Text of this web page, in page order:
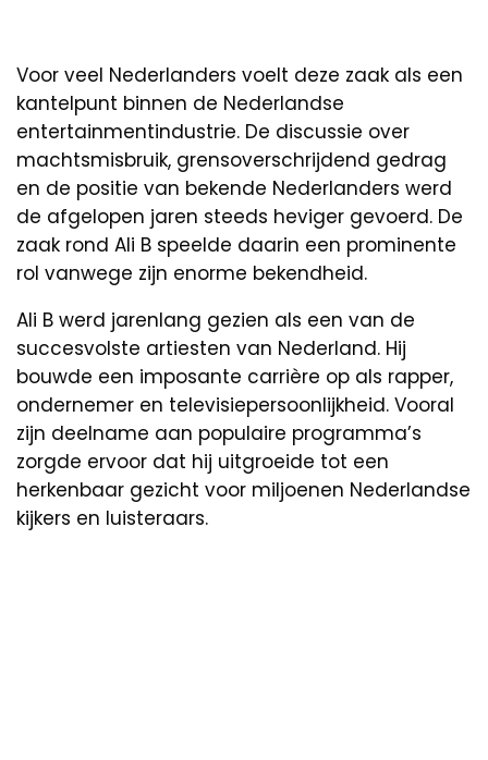
Voor veel Nederlanders voelt deze zaak als een
kantelpunt binnen de Nederlandse
entertainmentindustrie. De discussie over
machtsmisbruik, grensoverschrijdend gedrag
en de positie van bekende Nederlanders werd
de afgelopen jaren steeds heviger gevoerd. De
zaak rond Ali B speelde daarin een prominente
rol vanwege zijn enorme bekendheid.
Ali B werd jarenlang gezien als een van de
succesvolste artiesten van Nederland. Hij
bouwde een imposante carrière op als rapper,
ondernemer en televisiepersoonlijkheid. Vooral
zijn deelname aan populaire programma’s
zorgde ervoor dat hij uitgroeide tot een
herkenbaar gezicht voor miljoenen Nederlandse
kijkers en luisteraars.